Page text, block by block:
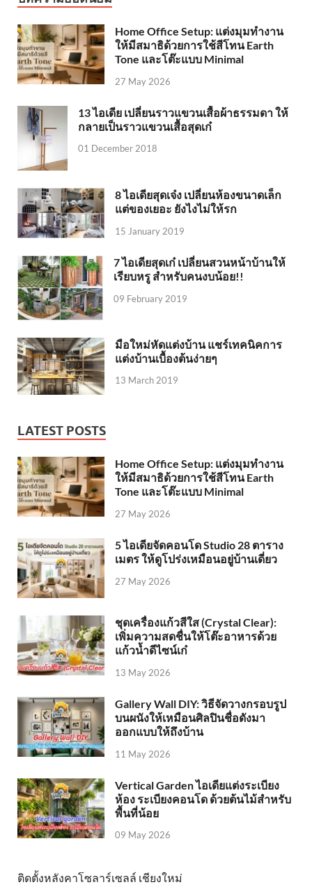
Home Office Setup: แต่งมุมทำงาน
ให้มีสมาธิด้วยการใช้สีโทน Earth
Tone และโต๊ะแบบ Minimal
27 May 2026
13 ไอเดีย เปลี่ยนราวแขวนเสื้อผ้าธรรมดา ให้
กลายเป็นราวแขวนเสื้อสุดเก๋
01 December 2018
8 ไอเดียสุดเจ๋ง เปลี่ยนห้องขนาดเล็ก
แต่ของเยอะ ยังไงไม่ให้รก
15 January 2019
7 ไอเดียสุดเก๋ เปลี่ยนสวนหน้าบ้านให้
เรียบหรู สำหรับคนงบน้อย!!
09 February 2019
มือใหม่หัดแต่งบ้าน แชร์เทคนิคการ
แต่งบ้านเบื้องต้นง่ายๆ
13 March 2019
LATEST POSTS
Home Office Setup: แต่งมุมทำงาน
ให้มีสมาธิด้วยการใช้สีโทน Earth
Tone และโต๊ะแบบ Minimal
27 May 2026
5 ไอเดียจัดคอนโด Studio 28 ตาราง
เมตร ให้ดูโปร่งเหมือนอยู่บ้านเดี่ยว
27 May 2026
ชุดเครื่องแก้วสีใส (Crystal Clear):
เพิ่มความสดชื่นให้โต๊ะอาหารด้วย
แก้วน้ำดีไซน์เก๋
13 May 2026
Gallery Wall DIY: วิธีจัดวางกรอบรูป
บนผนังให้เหมือนศิลปินชื่อดังมา
ออกแบบให้ถึงบ้าน
11 May 2026
Vertical Garden ไอเดียแต่งระเบียง
ห้อง ระเบียงคอนโด ด้วยต้นไม้สำหรับ
พื้นที่น้อย
09 May 2026
ติดตั้งหลังคาโซลาร์เซลล์ เชียงใหม่